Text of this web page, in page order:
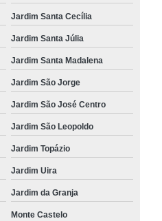
Jardim Santa Cecília
Jardim Santa Júlia
Jardim Santa Madalena
Jardim São Jorge
Jardim São José Centro
Jardim São Leopoldo
Jardim Topázio
Jardim Uira
Jardim da Granja
Monte Castelo